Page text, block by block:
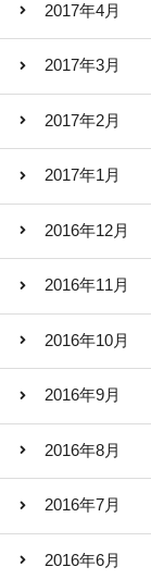
2017年4月
2017年3月
2017年2月
2017年1月
2016年12月
2016年11月
2016年10月
2016年9月
2016年8月
2016年7月
2016年6月